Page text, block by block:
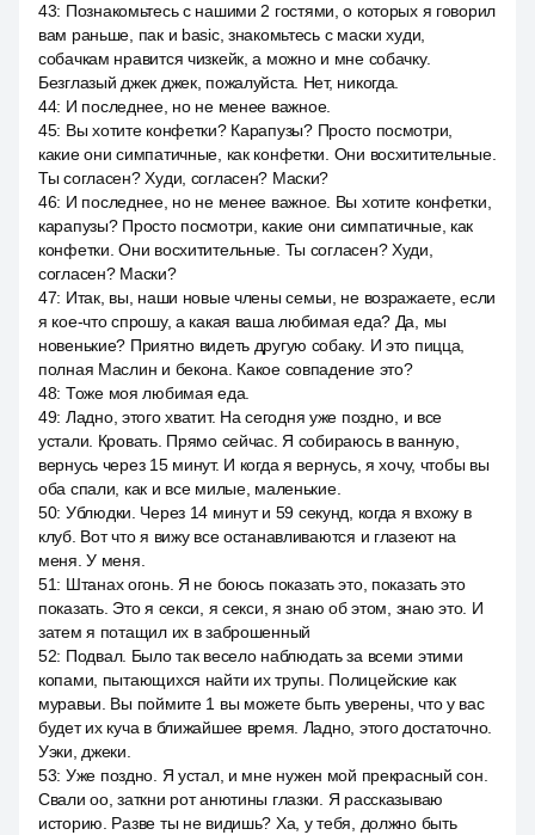
43: Познакомьтесь с нашими 2 гостями, о которых я говорил
вам раньше, пак и basic, знакомьтесь с маски худи,
собачкам нравится чизкейк, а можно и мне собачку.
Безглазый джек джек, пожалуйста. Нет, никогда.
44: И последнее, но не менее важное.
45: Вы хотите конфетки? Карапузы? Просто посмотри,
какие они симпатичные, как конфетки. Они восхитительные.
Ты согласен? Худи, согласен? Маски?
46: И последнее, но не менее важное. Вы хотите конфетки,
карапузы? Просто посмотри, какие они симпатичные, как
конфетки. Они восхитительные. Ты согласен? Худи,
согласен? Маски?
47: Итак, вы, наши новые члены семьи, не возражаете, если
я кое-что спрошу, а какая ваша любимая еда? Да, мы
новенькие? Приятно видеть другую собаку. И это пицца,
полная Маслин и бекона. Какое совпадение это?
48: Тоже моя любимая еда.
49: Ладно, этого хватит. На сегодня уже поздно, и все
устали. Кровать. Прямо сейчас. Я собираюсь в ванную,
вернусь через 15 минут. И когда я вернусь, я хочу, чтобы вы
оба спали, как и все милые, маленькие.
50: Ублюдки. Через 14 минут и 59 секунд, когда я вхожу в
клуб. Вот что я вижу все останавливаются и глазеют на
меня. У меня.
51: Штанах огонь. Я не боюсь показать это, показать это
показать. Это я секси, я секси, я знаю об этом, знаю это. И
затем я потащил их в заброшенный
52: Подвал. Было так весело наблюдать за всеми этими
копами, пытающихся найти их трупы. Полицейские как
муравьи. Вы поймите 1 вы можете быть уверены, что у вас
будет их куча в ближайшее время. Ладно, этого достаточно.
Уэки, джеки.
53: Уже поздно. Я устал, и мне нужен мой прекрасный сон.
Свали оо, заткни рот анютины глазки. Я рассказываю
историю. Разве ты не видишь? Ха, у тебя, должно быть